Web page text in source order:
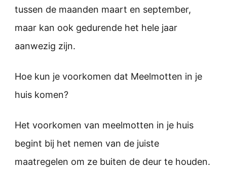
tussen de maanden maart en september,
maar kan ook gedurende het hele jaar
aanwezig zijn.
Hoe kun je voorkomen dat Meelmotten in je
huis komen?
Het voorkomen van meelmotten in je huis
begint bij het nemen van de juiste
maatregelen om ze buiten de deur te houden.